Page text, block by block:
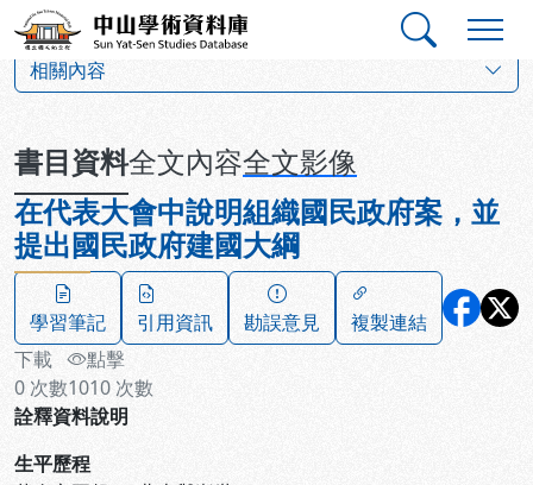
跳到主要內容
中山學術資料庫
相關內容
書目資料全文內容全文影像
在代表大會中說明組織國民政府案，並
提出國民政府建國大綱
學習筆記 引用資訊 勘誤意見
複製連結
下載
0 次數
點擊
1010 次數
詮釋資料說明
生平歷程